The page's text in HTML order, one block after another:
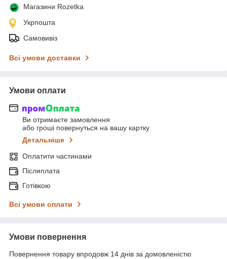
Магазини Rozetka
Укрпошта
Самовивіз
Всі умови доставки
Умови оплати
Ви отримаєте замовлення
або гроші повернуться на вашу картку
Детальніше
Оплатити частинами
Післяплата
Готівкою
Всі умови оплати
Умови повернення
Повернення товару впродовж 14 днів за домовленістю